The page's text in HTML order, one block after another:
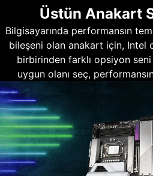
Üstün Anakart
Bilgisayarında performansın
bileşeni olan anakart için, Intel
birbirinden farklı opsiyon
uygun olanı seç,